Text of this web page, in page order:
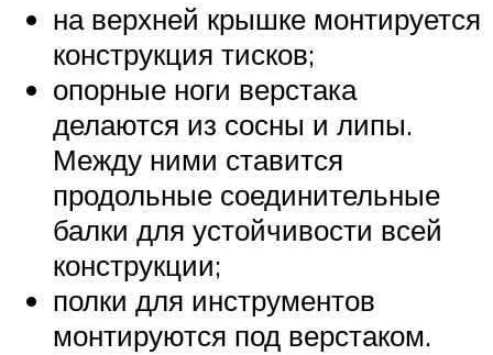
на верхней крышке монтируется
конструкция тисков;
опорные ноги верстака
делаются из сосны и липы.
Между ними ставится
продольные соединительные
балки для устойчивости всей
конструкции;
полки для инструментов
монтируются под верстаком.